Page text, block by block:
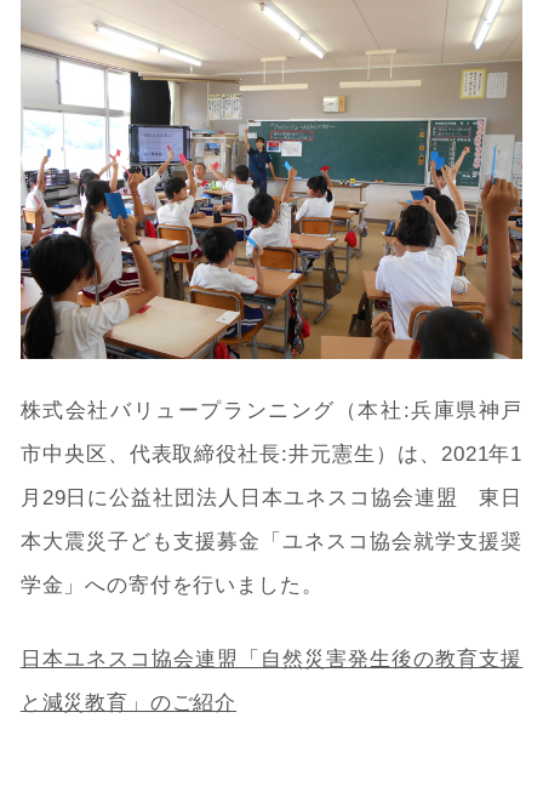
株式会社バリュープランニング（本社:兵庫県神戸
市中央区、代表取締役社長:井元憲生）は、2021年1
月29日に公益社団法人日本ユネスコ協会連盟 東日
本大震災子ども支援募金「ユネスコ協会就学支援奨
学金」への寄付を行いました。
日本ユネスコ協会連盟「自然災害発生後の教育支援
と減災教育」のご紹介